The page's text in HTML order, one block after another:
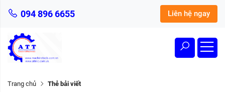
094 896 6655 Liên hệ ngay
Trang chủ Thẻ bải viết